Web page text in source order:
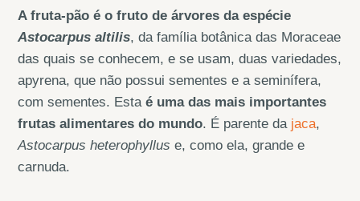
A fruta-pão é o fruto de árvores da espécie
Astocarpus altilis, da família botânica das Moraceae
das quais se conhecem, e se usam, duas variedades,
apyrena, que não possui sementes e a seminífera,
com sementes. Estaé uma das mais importantes
frutas alimentares do mundo. É parente da jaca,
Astocarpus heterophyllus e, como ela, grande e
carnuda.